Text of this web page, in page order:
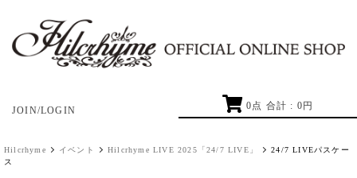
JOIN/LOGIN 0 点 合計 : 0円
Hilcrhyme イベント Hilcrhyme LIVE 2025「24/7 LIVE」
24/7 LIVEパスケー
ス